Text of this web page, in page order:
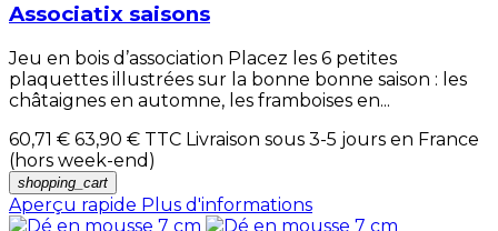
Associatix saisons
Jeu en bois d’association Placez les 6 petites
plaquettes illustrées sur la bonne bonne saison : les
châtaignes en automne, les framboises en...
60,71 € 63,90 € TTC Livraison sous 3-5 jours en France
(hors week-end)
shopping_cart
Aperçu rapide Plus d'informations